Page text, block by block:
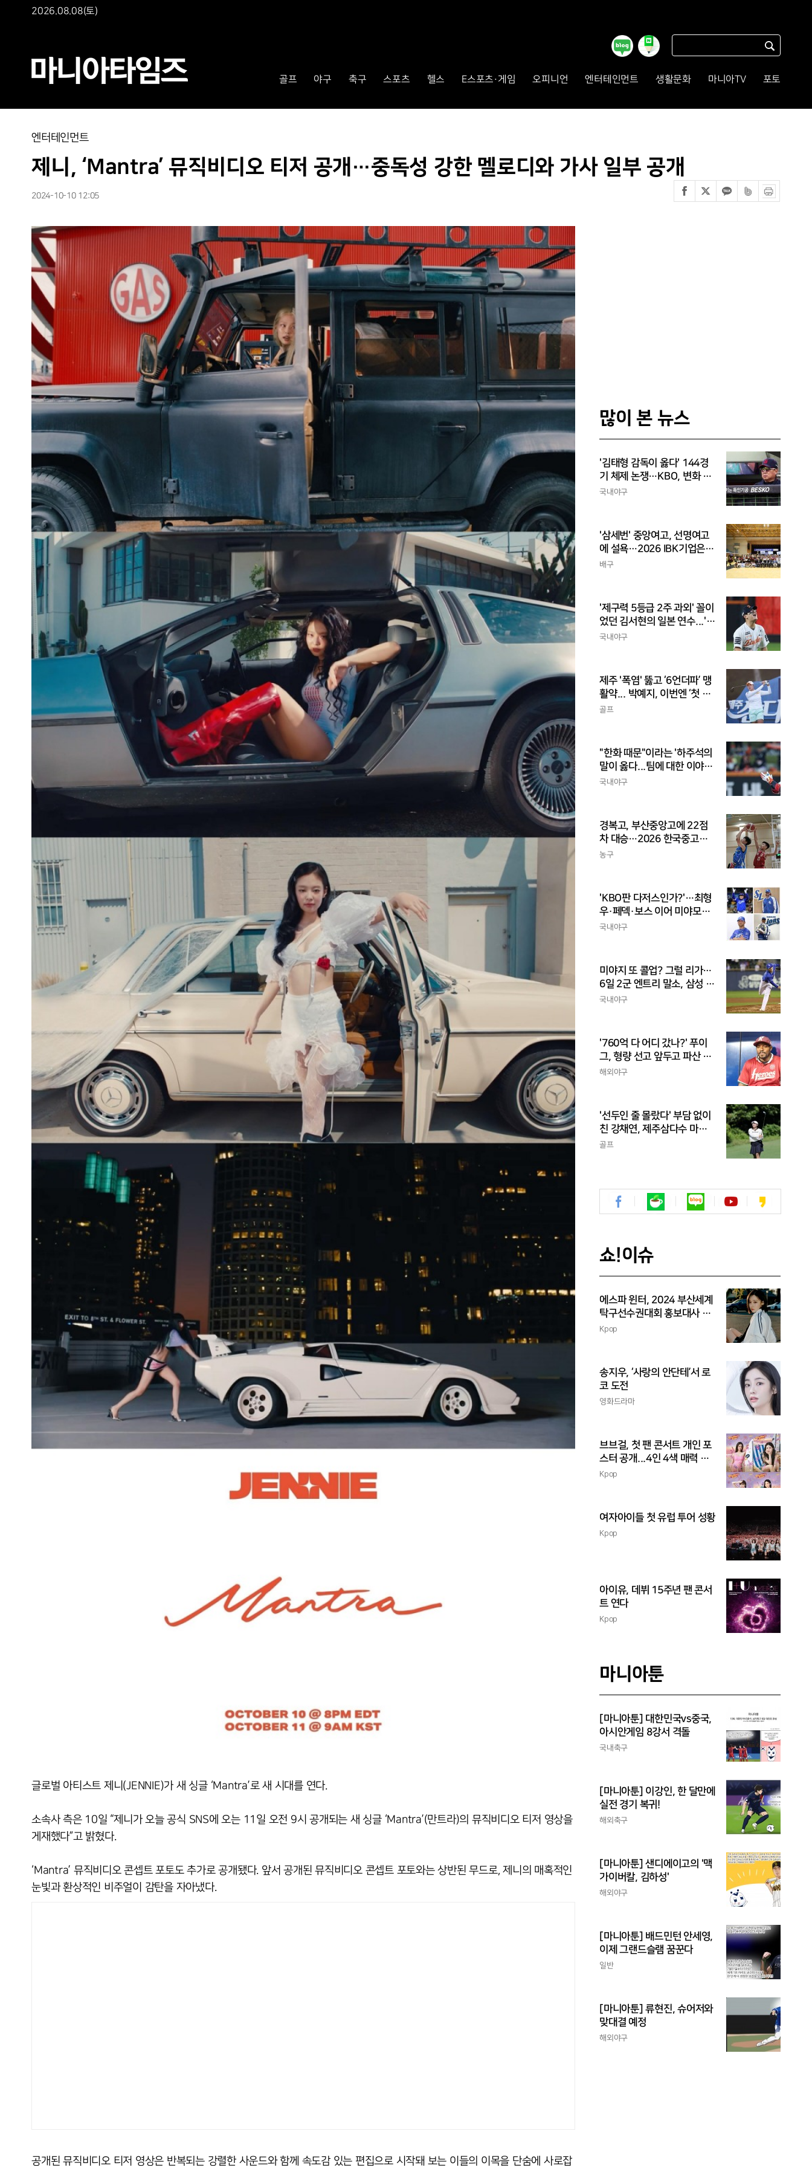
2026.08.08(토)
골프 야구 축구 스포츠 헬스 E스포츠·게임 오피니언 엔터테인먼트 생활문화 마니아TV 포토
엔터테인먼트
제니, ‘Mantra’ 뮤직비디오 티저 공개…중독성 강한 멜로디와 가사 일부 공개
2024-10-10 12:05
글로벌 아티스트 제니(JENNIE)가 새 싱글 ‘Mantra’로 새 시대를 연다.
소속사 측은 10일 “제니가 오늘 공식 SNS에 오는 11일 오전 9시 공개되는 새 싱글 ‘Mantra’(만트라)의 뮤직비디오 티저 영상을
게재했다”고 밝혔다.
‘Mantra’ 뮤직비디오 콘셉트 포토도 추가로 공개됐다. 앞서 공개된 뮤직비디오 콘셉트 포토와는 상반된 무드로, 제니의 매혹적인
눈빛과 환상적인 비주얼이 감탄을 자아냈다.
공개된 뮤직비디오 티저 영상은 반복되는 강렬한 사운드와 함께 속도감 있는 편집으로 시작돼 보는 이들의 이목을 단숨에 사로잡
많이 본 뉴스
'김태형 감독이 옳다' 144경
기 체제 논쟁…KBO, 변화 고
민해야, 환경에 맞는 경기 수
국내야구
'삼세번' 중앙여고, 선명여고
에 설욕…2026 IBK기업은행
배 전국중고배구대회 우승
배구
'제구력 5등급 2주 과외' 꼴이
었던 김서현의 일본 연수...'종
합검진표'에 불과
국내야구
제주 '폭염' 뚫고 ‘6언더파’ 맹
활약... 박예지, 이번엔 ‘첫 우
승’ 가나
골프
"한화 때문"이라는 '하주석의
말이 옳다...팀에 대한 이야
기, 끝까지 안 하는 게 도리
국내야구
경복고, 부산중앙고에 22점
차 대승…2026 한국중고농
구 주말리그 왕중왕전 첫 승
농구
'KBO판 다저스인가?'…최형
우·페덱·보스 이어 미야모리
까지, 삼성의 '스펙 만렙' 승부
국내야구
미야지 또 콜업? 그럴 리가…
6일 2군 엔트리 말소, 삼성 새
아시아쿼터 찾았나
국내야구
'760억 다 어디 갔나?' 푸이
그, 형량 선고 앞두고 파산 신
청
해외야구
'선두인 줄 몰랐다' 부담 없이
친 강채연, 제주삼다수 마스
터스 2R 단독 선두
골프
쇼!이슈
에스파 윈터, 2024 부산세계
탁구선수권대회 홍보대사 위
촉
Kpop
송지우, ‘사랑의 안단테’서 로
코 도전
영화드라마
브브걸, 첫 팬 콘서트 개인 포
스터 공개...4인 4색 매력 발
산
Kpop
여자아이들 첫 유럽 투어 성황
Kpop
아이유, 데뷔 15주년 팬 콘서
트 연다
Kpop
마니아툰
[마니아툰] 대한민국vs중국,
아시안게임 8강서 격돌
국내축구
[마니아툰] 이강인, 한 달만에
실전 경기 복귀!
해외축구
[마니아툰] 샌디에이고의 '맥
가이버칼, 김하성'
해외야구
[마니아툰] 배드민턴 안세영,
이제 그랜드슬램 꿈꾼다
일반
[마니아툰] 류현진, 슈어저와
맞대결 예정
해외야구